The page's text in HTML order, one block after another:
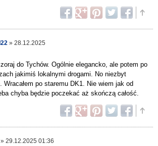
» 28.12.2025
do Tychów. Ogólnie elegancko, ale potem po
jakimiś lokalnymi drogami. No niezbyt
po staremu DK1. Nie wiem jak od
chyba będzie poczekać aż skończą całość.
» 29.12.2025 01:36